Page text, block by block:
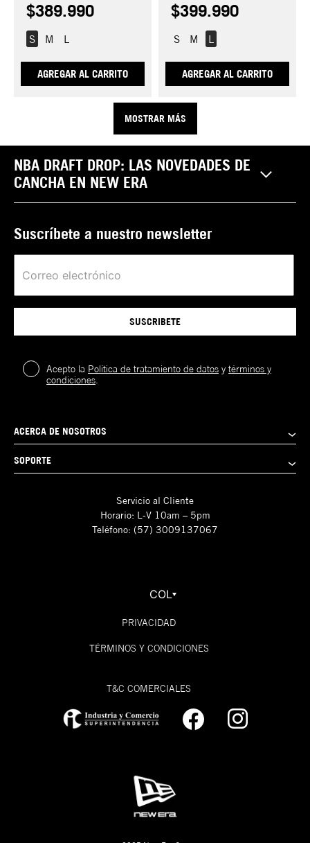
$389.990
S M L
AGREGAR AL CARRITO
$399.990
L
M
S
AGREGAR AL CARRITO
MOSTRAR MÁS
NBA DRAFT DROP: LAS NOVEDADES DE
CANCHA EN NEW ERA
Suscríbete a nuestro newsletter
SUSCRIBETE
Acepto la Política de tratamiento de datos ytérminos y
condiciones
ACERCA DE NOSOTROS
SOPORTE
Servicio al Cliente
Horario: L-V 10am – 5pm
Teléfono: (57) 3009137067
COL
PRIVACIDAD
TÉRMINOS Y CONDICIONES
T&C COMERCIALES